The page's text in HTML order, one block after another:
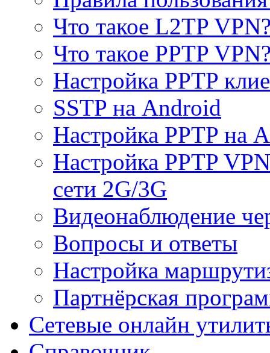
Что такое L2TP
Что такое PPTP
Настройка PPTP
SSTP на Android
Настройка PPTP на
Настройка PPTP
сети 2G/3G
Видеонаблюдение
Вопросы и ответы
Настройка
Партнёрская
Сетевые онлайн